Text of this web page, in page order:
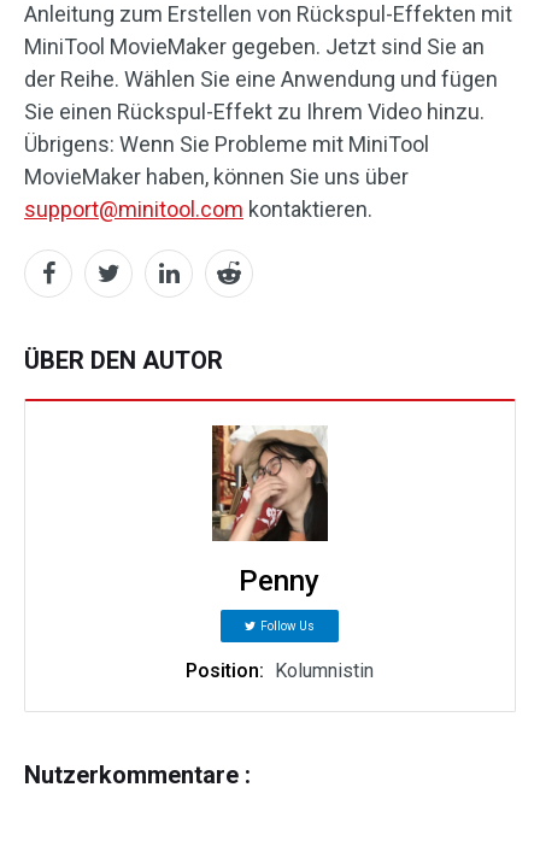
Anleitung zum Erstellen von Rückspul-Effekten mit
MiniTool MovieMaker gegeben. Jetzt sind Sie an
der Reihe. Wählen Sie eine Anwendung und fügen
Sie einen Rückspul-Effekt zu Ihrem Video hinzu.
Übrigens: Wenn Sie Probleme mit MiniTool
MovieMaker haben, können Sie uns über
support@minitool.com kontaktieren.
ÜBER DEN AUTOR
Penny
Follow Us
Position: Kolumnistin
Nutzerkommentare :